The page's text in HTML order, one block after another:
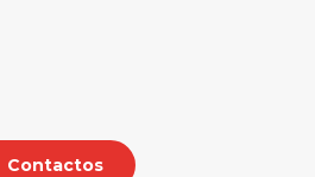
Contactos